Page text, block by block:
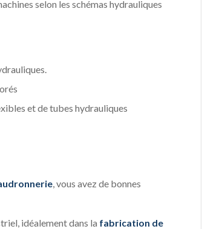
selon les schémas hydrauliques
et de tubes hydrauliques
, vous avez de bonnes
idéalement dans la fabrication de